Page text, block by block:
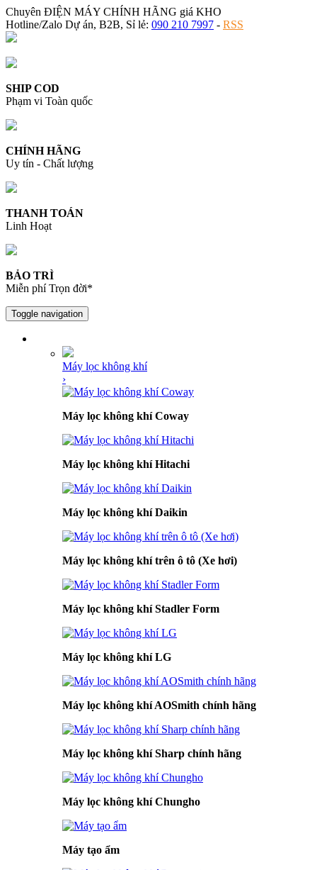
Chuyên ĐIỆN MÁY CHÍNH HÃNG giá KHO
Hotline/Zalo Dự án, B2B, Sỉ lẻ: 090 210 7997 - RSS
SHIP COD
Phạm vi Toàn quốc
CHÍNH HÃNG
Uy tín - Chất lượng
THANH TOÁN
Linh Hoạt
BẢO TRÌ
Miễn phí Trọn đời*
Toggle navigation
Máy lọc không khí
›
Máy lọc không khí Coway
Máy lọc không khí Hitachi
Máy lọc không khí Daikin
Máy lọc không khí trên ô tô (Xe hơi)
Máy lọc không khí Stadler Form
Máy lọc không khí LG
Máy lọc không khí AOSmith chính hãng
Máy lọc không khí Sharp chính hãng
Máy lọc không khí Chungho
Máy tạo ẩm